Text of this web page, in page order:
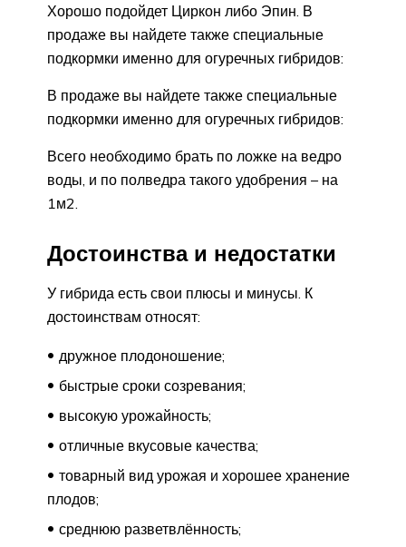
Хорошо подойдет Циркон либо Эпин. В
продаже вы найдете также специальные
подкормки именно для огуречных гибридов:
В продаже вы найдете также специальные
подкормки именно для огуречных гибридов:
Всего необходимо брать по ложке на ведро
воды, и по полведра такого удобрения – на
1м2.
Достоинства и недостатки
У гибрида есть свои плюсы и минусы. К
достоинствам относят:
дружное плодоношение;
быстрые сроки созревания;
высокую урожайность;
отличные вкусовые качества;
товарный вид урожая и хорошее хранение
плодов;
среднюю разветвлённость;